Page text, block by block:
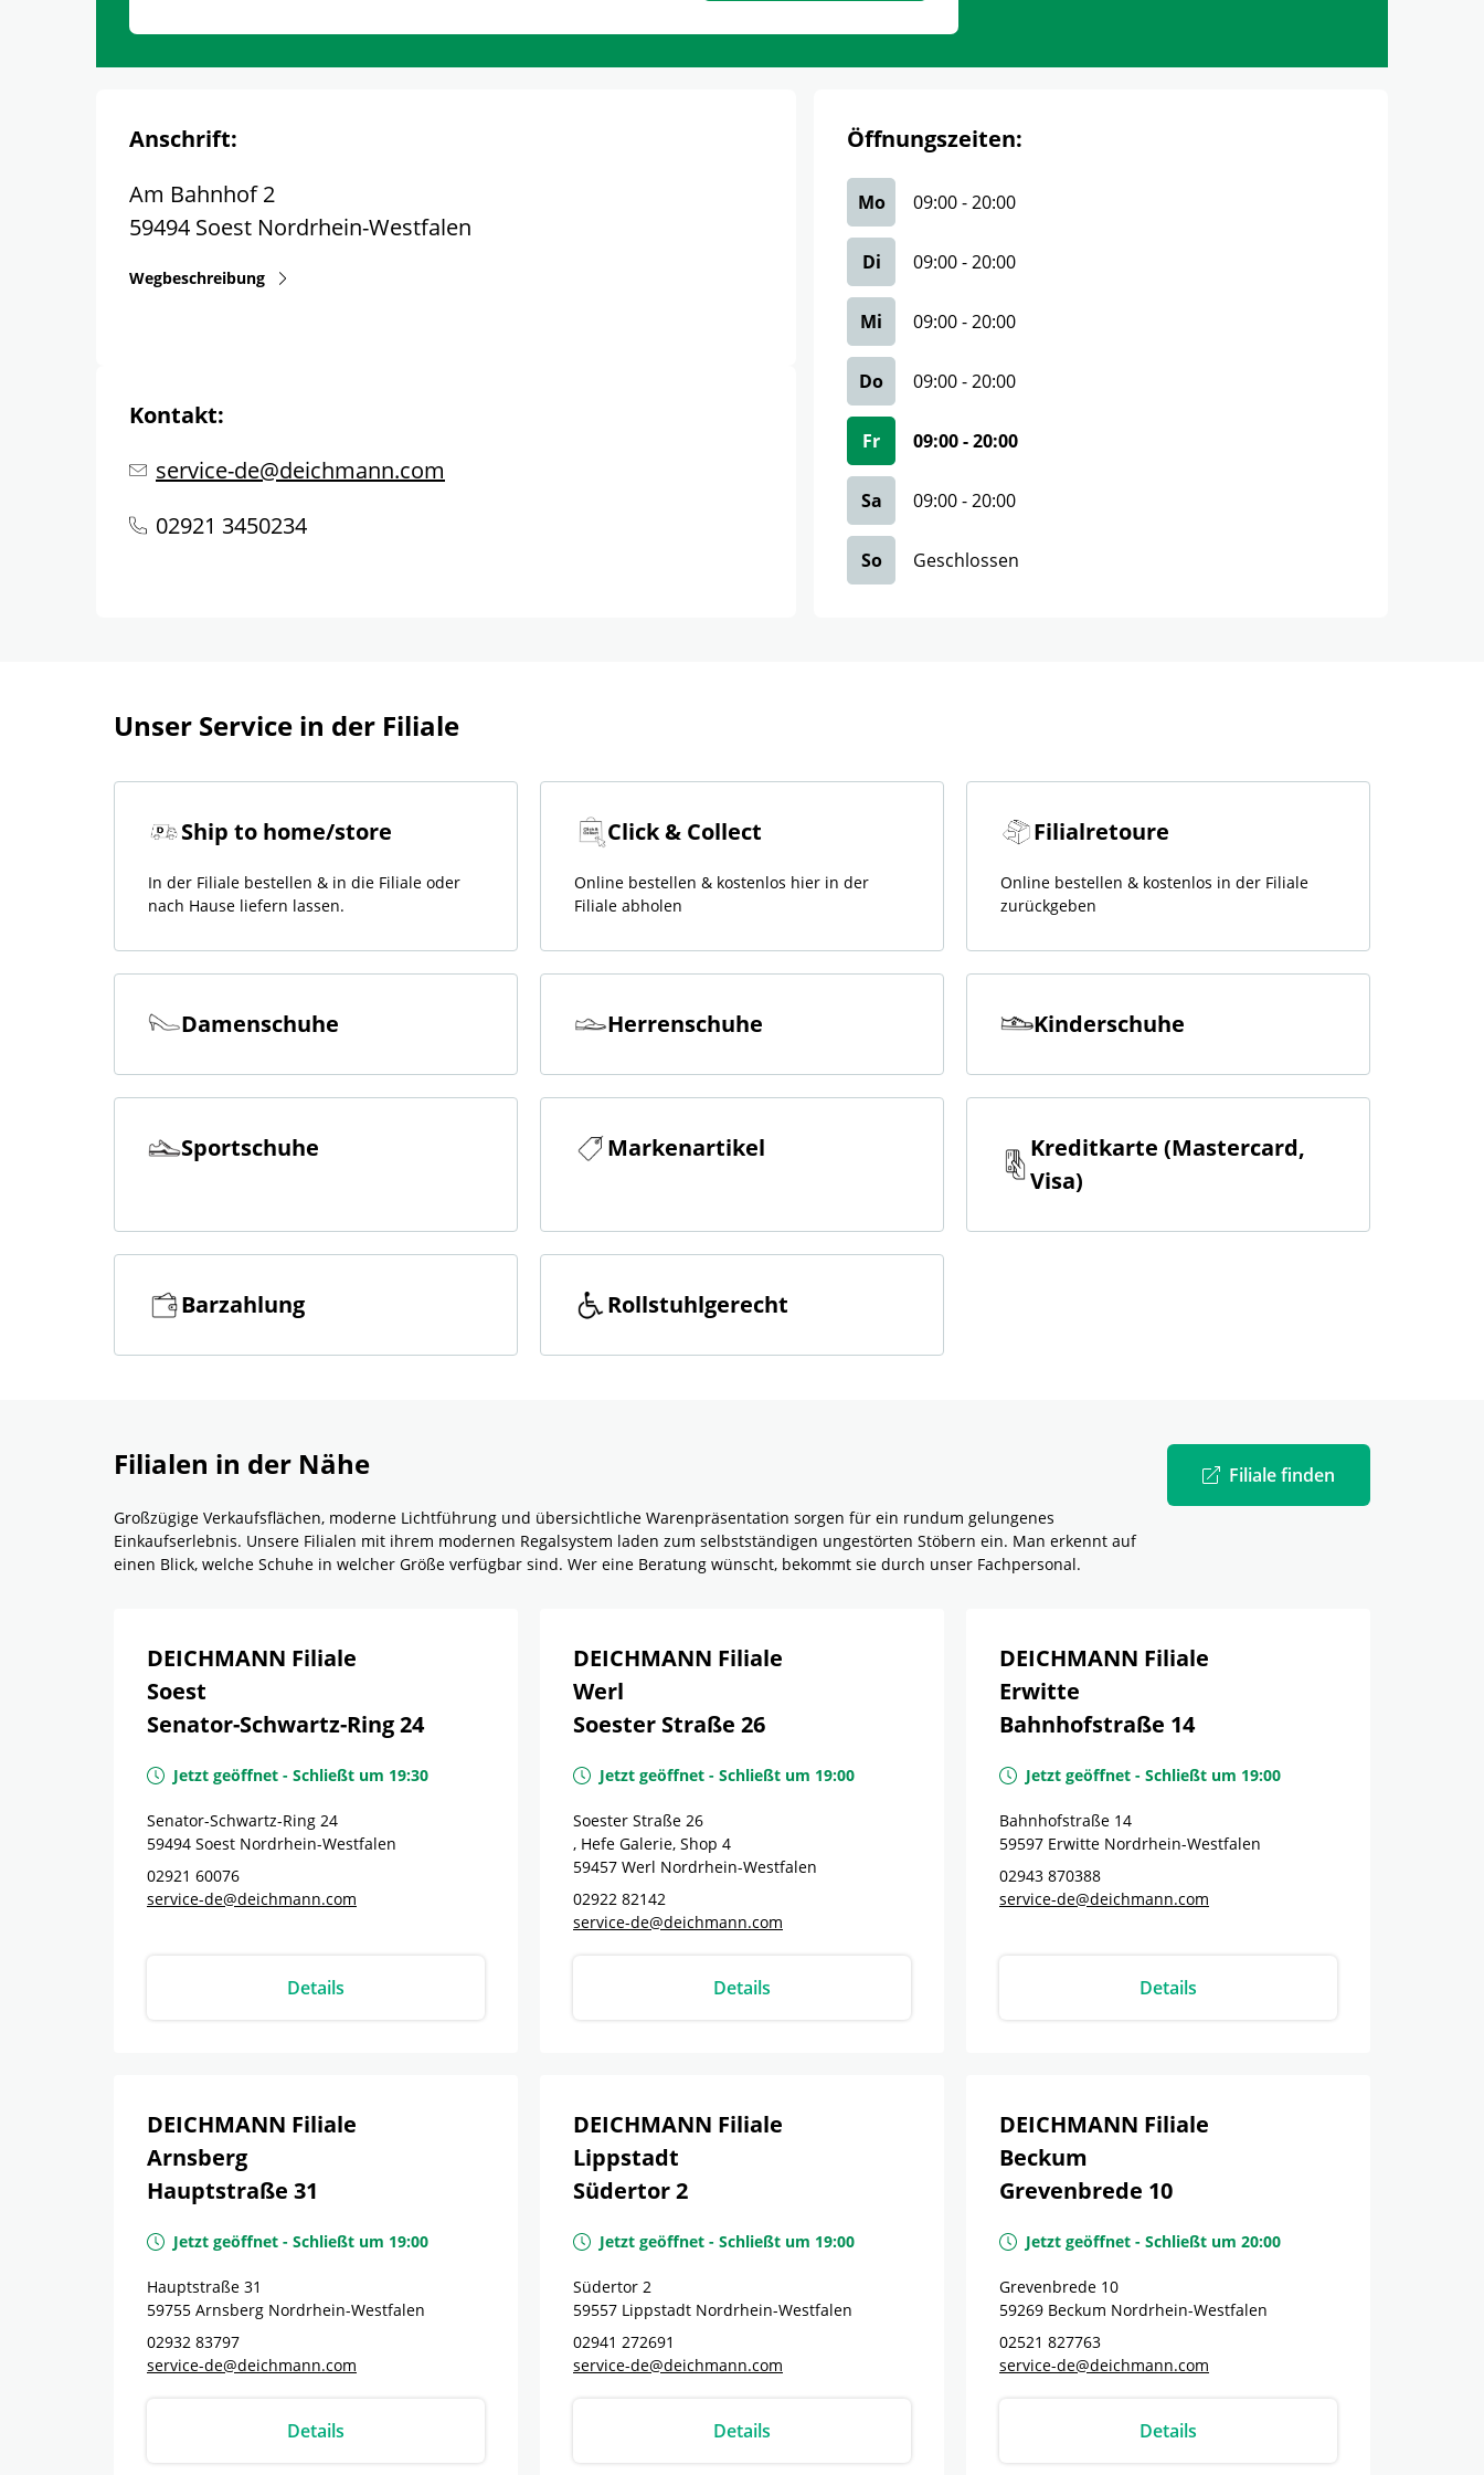
Anschrift:
Am Bahnhof 2
59494 Soest Nordrhein-Westfalen
Wegbeschreibung
Kontakt:
service-de@deichmann.com
02921 3450234
Öffnungszeiten:
Mo 09:00-20:00
Di 09:00-20:00
Mi 09:00-20:00
Do 09:00-20:00
Fr 09:00-20:00
Sa 09:00-20:00
So Geschlossen
Unser Service in der Filiale
Ship to home/store
In der Filiale bestellen & in die Filiale oder
nach Hause liefern lassen.
Click & Collect
Online bestellen & kostenlos hier in der
Filiale abholen
Filialretoure
Online bestellen & kostenlos in der Filiale
zurückgeben
Damenschuhe Herrenschuhe Kinderschuhe
Sportschuhe Markenartikel
Kreditkarte (Mastercard,
Visa)
Barzahlung Rollstuhlgerecht
Filialen in der Nähe
Großzügige Verkaufsflächen, moderne Lichtführung und übersichtliche Warenpräsentation sorgen für ein rundum gelungenes
Einkaufserlebnis. Unsere Filialen mit ihrem modernen Regalsystem laden zum selbstständigen ungestörten Stöbern ein. Man erkennt auf
einen Blick, welche Schuhe in welcher Größe verfügbar sind. Wer eine Beratung wünscht, bekommt sie durch unser Fachpersonal.
Filiale finden
DEICHMANN Filiale
Soest
Senator-Schwartz-Ring 24
Jetzt geöffnet - Schließt um 19:30
Senator-Schwartz-Ring 24
59494 Soest Nordrhein-Westfalen
02921 60076
service-de@deichmann.com
Details
DEICHMANN Filiale
Werl
Soester Straße 26
Jetzt geöffnet - Schließt um 19:00
Soester Straße 26
, Hefe Galerie, Shop 4
59457 Werl Nordrhein-Westfalen
02922 82142
service-de@deichmann.com
Details
DEICHMANN Filiale
Erwitte
Bahnhofstraße 14
Jetzt geöffnet - Schließt um 19:00
Bahnhofstraße 14
59597 Erwitte Nordrhein-Westfalen
02943 870388
service-de@deichmann.com
Details
DEICHMANN Filiale
Arnsberg
Hauptstraße 31
Jetzt geöffnet - Schließt um 19:00
Hauptstraße 31
59755 Arnsberg Nordrhein-Westfalen
02932 83797
service-de@deichmann.com
Details
DEICHMANN Filiale
Lippstadt
Südertor 2
Jetzt geöffnet - Schließt um 19:00
Südertor 2
59557 Lippstadt Nordrhein-Westfalen
02941 272691
service-de@deichmann.com
Details
DEICHMANN Filiale
Beckum
Grevenbrede 10
Jetzt geöffnet - Schließt um 20:00
Grevenbrede 10
59269 Beckum Nordrhein-Westfalen
02521 827763
service-de@deichmann.com
Details